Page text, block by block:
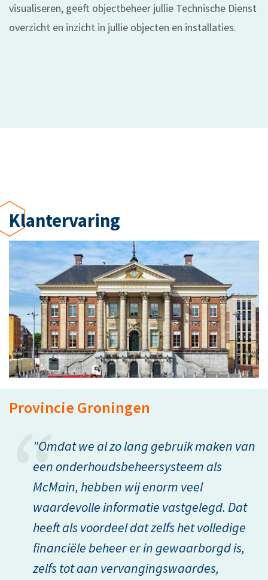
visualiseren, geeft objectbeheer jullie Technische Dienst
overzicht en inzicht in jullie objecten en installaties.
Klant­ervaring
Provincie Groningen
"Omdat we al zo lang gebruik maken van
een onderhoudsbeheersysteem als
McMain, hebben wij enorm veel
waardevolle informatie vastgelegd. Dat
heeft als voordeel dat zelfs het volledige
financiële beheer er in gewaarborgd is,
zelfs tot aan vervangingswaardes,